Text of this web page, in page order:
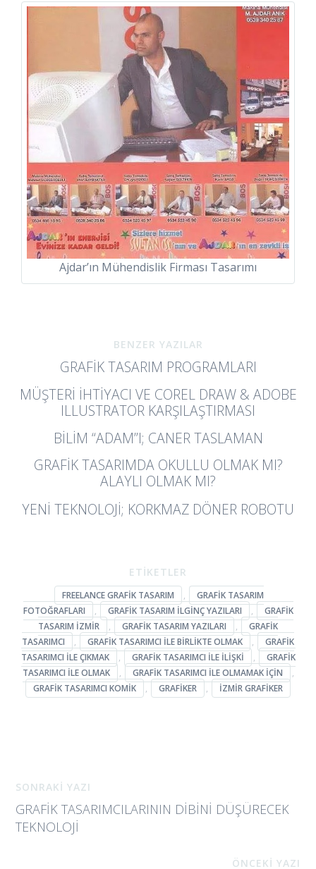
Ajdar’ın Mühendislik Firması Tasarımı
BENZER YAZILAR
GRAFIK TASARIM PROGRAMLARI
MÜŞTERI İHTIYACI VE COREL DRAW & ADOBE
ILLUSTRATOR KARŞILAŞTIRMASI
BILIM “ADAM”I; CANER TASLAMAN
GRAFIK TASARIMDA OKULLU OLMAK MI?
ALAYLI OLMAK MI?
YENI TEKNOLOJI; KORKMAZ DÖNER ROBOTU
ETİKETLER
FREELANCE GRAFIK TASARIM ,
GRAFIK TASARIM
FOTOĞRAFLARI
, GRAFIK TASARIM ILGINÇ YAZILARI ,
GRAFIK
TASARIM IZMIR
, GRAFIK TASARIM YAZILARI ,
GRAFIK
TASARIMCI
, GRAFIK TASARIMCI ILE BIRLIKTE OLMAK ,
GRAFIK
TASARIMCI ILE ÇIKMAK
, GRAFIK TASARIMCI ILE ILIŞKI ,
GRAFIK
TASARIMCI ILE OLMAK
, GRAFIK TASARIMCI ILE OLMAMAK IÇIN
,
GRAFIK TASARIMCI KOMIK
, GRAFIKER , IZMIR GRAFIKER
SONRAKİ YAZI
GRAFIK TASARIMCILARININ DIBINI DÜŞÜRECEK
TEKNOLOJI
ÖNCEKİ YAZI